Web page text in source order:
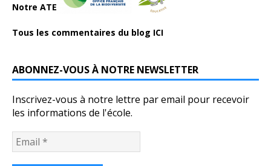
Notre ATE
Tous les commentaires du blog ICI
ABONNEZ-VOUS À NOTRE NEWSLETTER
Inscrivez-vous à notre lettre par email pour recevoir
les informations de l'école.